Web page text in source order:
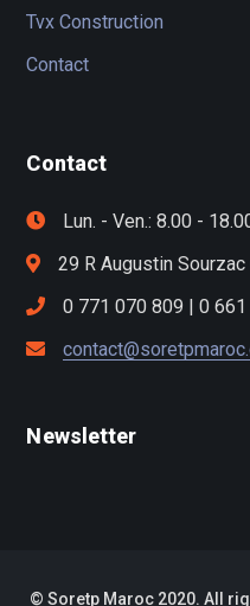
Tvx Construction
Contact
Contact
Lun. - Ven.: 8.00 -
29 R Augustin Sourzac
0 771 070 809 | 0 661
Newsletter
© Soretp Maroc 2020. All